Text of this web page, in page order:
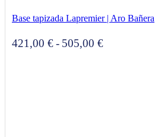
Base tapizada Lapremier | Aro Bañera
421,00 €- 505,00 €Rango